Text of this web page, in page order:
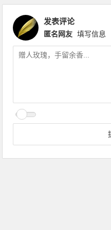
发表评论
匿名网友 填写信息